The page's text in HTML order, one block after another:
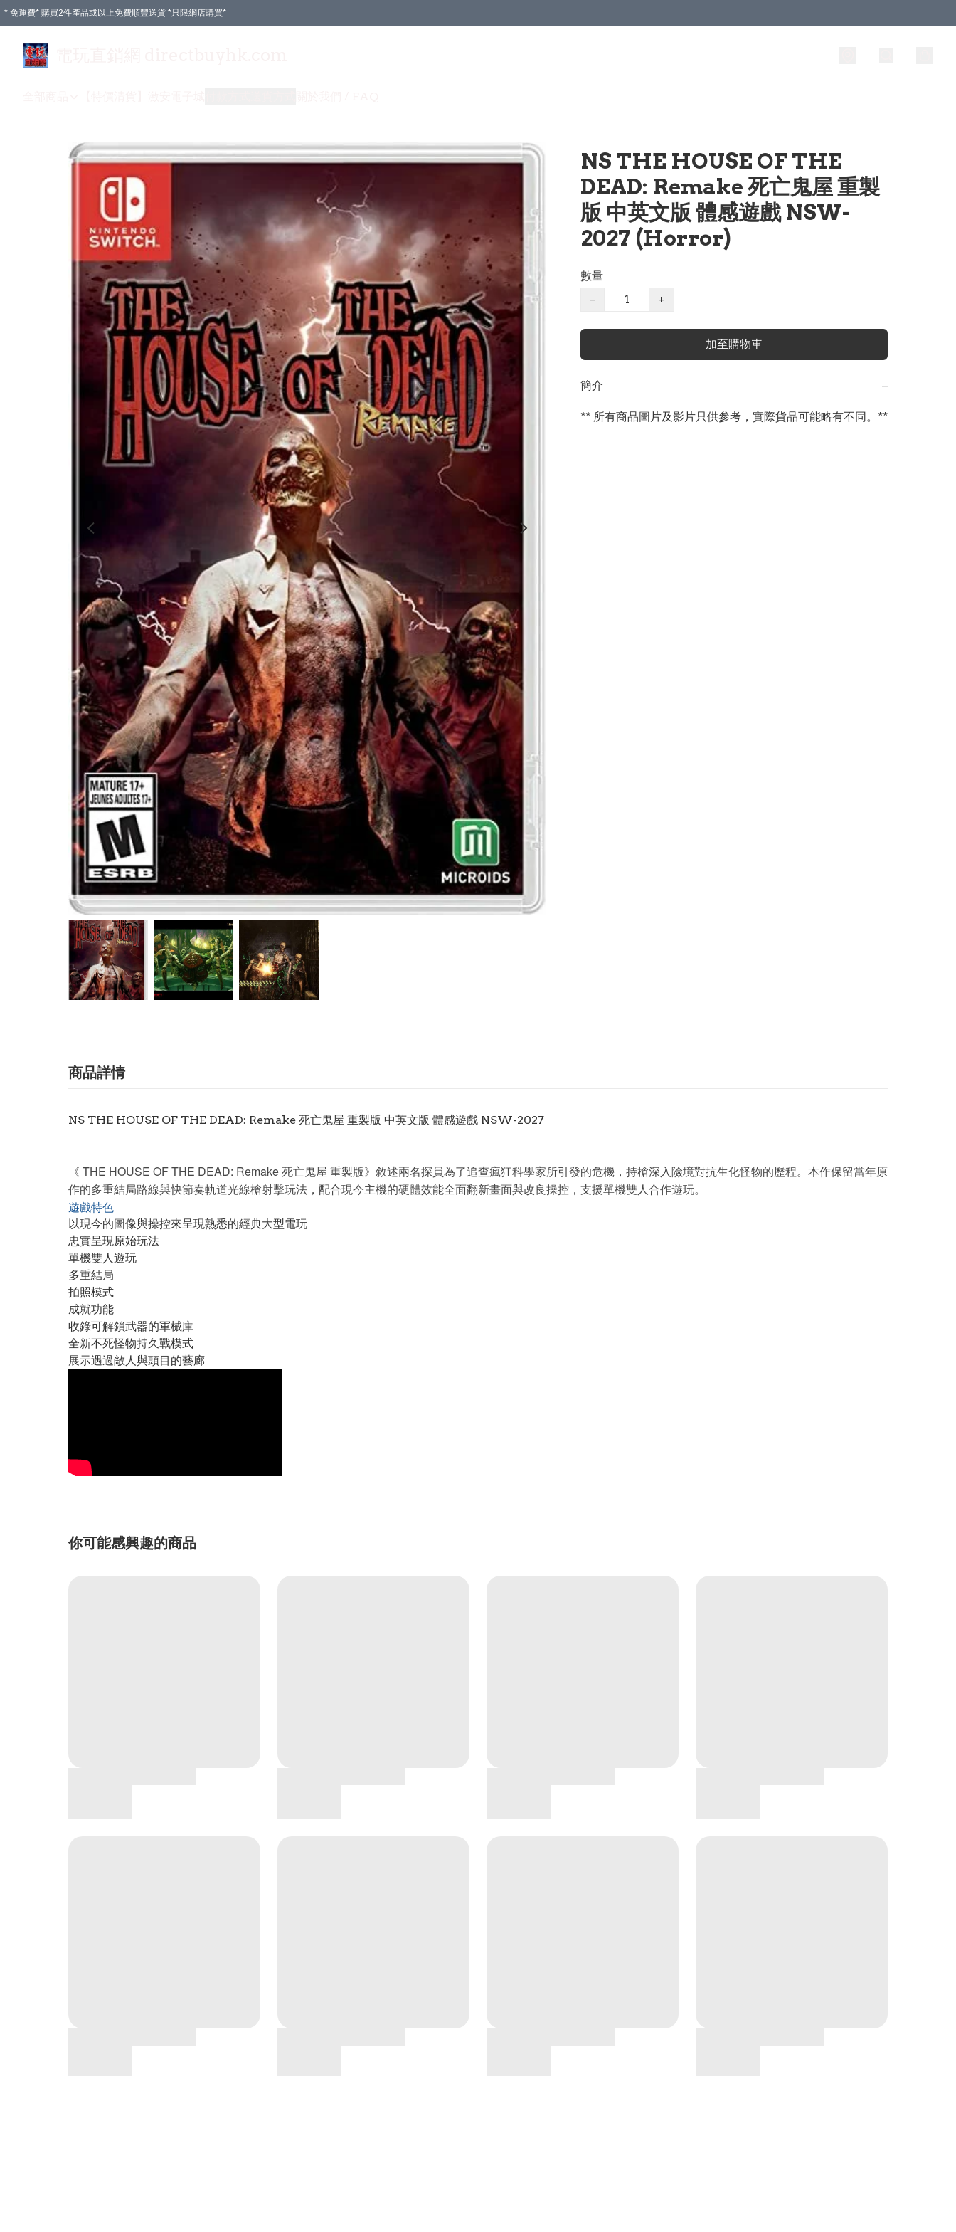
* 免運費* 購買2件產品或以上免費順豐送貨 *只限網店購買*
NS THE HOUSE OF THE
DEAD: Remake 死亡鬼屋 重製
版 中英文版 體感遊戲 NSW-
2027 (Horror)
數量
−
+
加至購物車
簡介 −
** 所有商品圖片及影片只供參考，實際貨品可能略有不同。**
商品詳情
NS THE HOUSE OF THE DEAD: Remake 死亡鬼屋 重製版 中英文版 體感遊戲 NSW-2027
《 THE HOUSE OF THE DEAD: Remake 死亡鬼屋 重製版》敘述兩名探員為了追查瘋狂科學家所引發的危機，持槍深入險境對抗生化怪物的歷程。本作保留當年原
作的多重結局路線與快節奏軌道光線槍射擊玩法，配合現今主機的硬體效能全面翻新畫面與改良操控，支援單機雙人合作遊玩。
遊戲特色
以現今的圖像與操控來呈現熟悉的經典大型電玩
忠實呈現原始玩法
單機雙人遊玩
多重結局
拍照模式
成就功能
收錄可解鎖武器的軍械庫
全新不死怪物持久戰模式
展示遇過敵人與頭目的藝廊
你可能感興趣的商品